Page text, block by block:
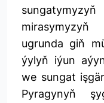
ugrunda giň
ýylyň iýun
we sungat
Pyragynyň